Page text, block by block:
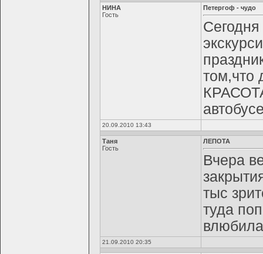
НИНА
Гость
Петергоф - чудо
том,что
20.09.2010 13:43
Таня
Гость
ЛЕПОТА
Вчера
тыс
туда
21.09.2010 20:35